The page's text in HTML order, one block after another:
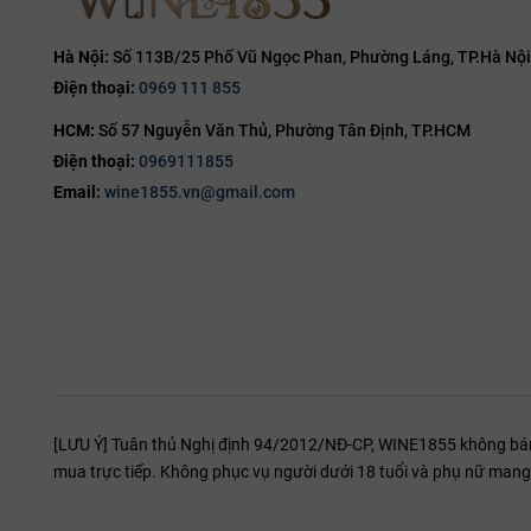
15%
15.5%
16%
16.5%
17%
Hà Nội: Số 113B/25 Phố Vũ Ngọc Phan, Phường Láng, TP.Hà Nội
Điện thoại: 0969 111 855
HCM: Số 57 Nguyễn Văn Thủ, Phường Tân Định, TP.HCM
Điện thoại: 0969111855
Email: wine1855.vn@gmail.com
[LƯU Ý] Tuân thủ Nghị định 94/2012/NĐ-CP, WINE1855 không
mua trực tiếp. Không phục vụ người dưới 18 tuổi và phụ nữ